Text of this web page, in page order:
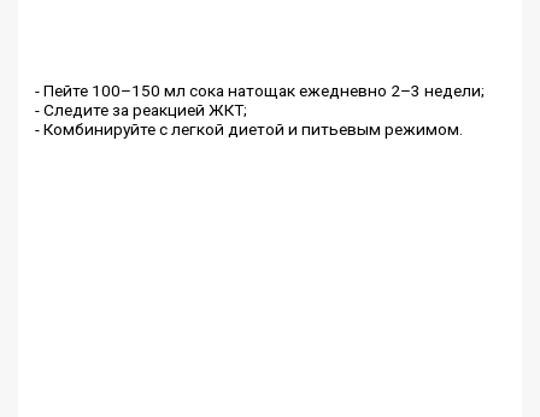
- Пейте 100–150 мл сока натощак ежедневно 2–3 недели;
- Следите за реакцией ЖКТ;
- Комбинируйте с легкой диетой и питьевым режимом.